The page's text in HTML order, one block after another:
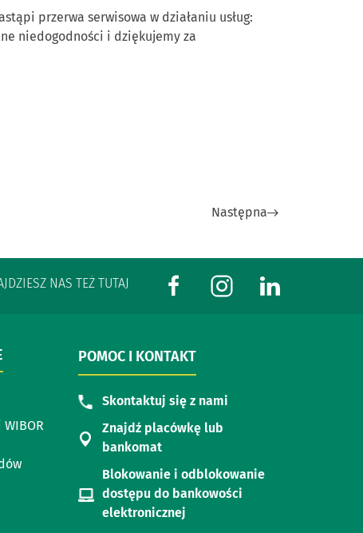
przerwa serwisowa w działaniu usług:
niedogodności i dziękujemy za
Następna
NAS TEŻ TUTAJ
POMOC I KONTAKT
Skontaktuj się z nami
Znajdź placówkę lub
bankomat
Blokowanie i odblokowanie
dostępu do bankowości
elektronicznej